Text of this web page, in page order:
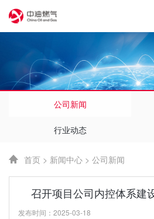
公司新闻
行业动态
首页 > 新闻中心 > 公司新闻
召开项目公司内控体系建
发布时间：2025-03-18